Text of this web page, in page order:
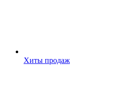
Хиты продаж